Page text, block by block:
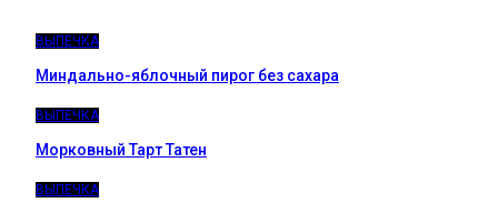
ВЫПЕЧКА
Миндально-яблочный пирог без сахара
ВЫПЕЧКА
Морковный Тарт Татен
ВЫПЕЧКА